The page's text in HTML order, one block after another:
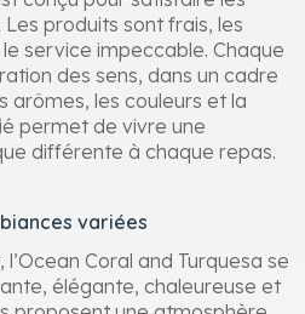
produits sont frais, les
service impeccable. Chaque
des sens, dans un cadre
arômes, les couleurs et la
permet de vivre une
différente à chaque repas.
variées
Coral and Turquesa se
élégante, chaleureuse et